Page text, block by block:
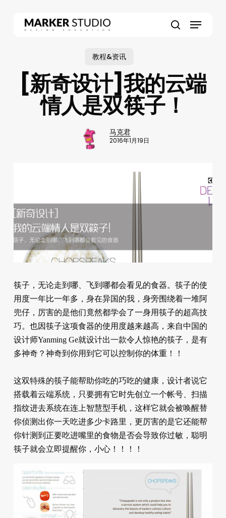
Menu
教程&资讯
[新奇设计]我的云端
情人是双筷子！
马克君
2016年1月19日
筷子，无论走到哪、飞到哪都会看见的食器。筷子的使
用度一年比一年多，身在异国的我，身旁围绕着一堆阿
兜仔，厉害的是他们竟然都学会了一身用筷子的超高技
巧。也因筷子这项食器的使用度越来越高，来自中国的
设计师Yanming Ge就设计出一款令人惊艳的筷子，是有
多神奇？神奇到你用到它可以控制你的体重！！
这双特殊的筷子能帮助你吃的巧吃的健康，设计者说它
搭载着云端系统，只要拥有它时先创立一个帐号、扫描
指纹进去系统在连上智慧型手机，这样它就会被唤醒替
你侦测出你一天吃进多少卡路里，更厉害的是它还能帮
你针测到正要吃进嘴里的食物是否会导致你过敏，聪明
筷子就会立即提醒你，小心！！！！